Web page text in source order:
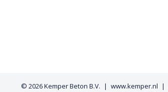
© 2026Kemper Beton B.V. www.kemper.nl